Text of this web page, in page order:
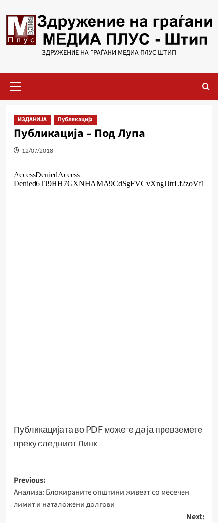
to
content
ЗДРУЖЕНИЕ НА ГРАЃАНИ МЕДИА ПЛУС ШТИП
Menu
ИЗДАНИЈА Публикација
Публикација – Под Лупа
12/07/2018
Публикацијата во PDF можете да ја превземете
преку следниотЛинк.
Post
navigation
Previous:
Анализа: Блокираните општини живеат со месечен
лимит и наталожени долгови
Next: